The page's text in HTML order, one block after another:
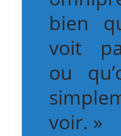
bien
voit
ou
voir. »